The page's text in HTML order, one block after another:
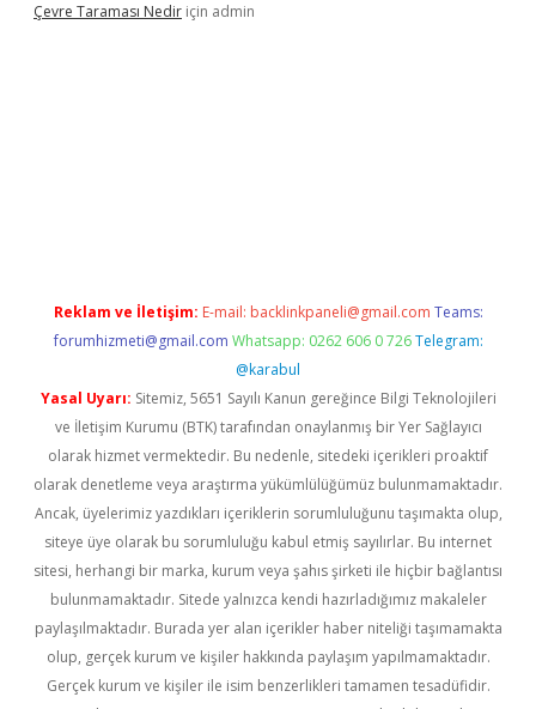
Çevre Taraması Nedir için admin
Reklam ve İletişim: E-mail: backlinkpaneli@gmail.com Teams:
forumhizmeti@gmail.com Whatsapp: 0262 606 0 726 Telegram:
@karabul
Yasal Uyarı: Sitemiz, 5651 Sayılı Kanun gereğince Bilgi Teknolojileri
ve İletişim Kurumu (BTK) tarafından onaylanmış bir Yer Sağlayıcı
olarak hizmet vermektedir. Bu nedenle, sitedeki içerikleri proaktif
olarak denetleme veya araştırma yükümlülüğümüz bulunmamaktadır.
Ancak, üyelerimiz yazdıkları içeriklerin sorumluluğunu taşımakta olup,
siteye üye olarak bu sorumluluğu kabul etmiş sayılırlar. Bu internet
sitesi, herhangi bir marka, kurum veya şahıs şirketi ile hiçbir bağlantısı
bulunmamaktadır. Sitede yalnızca kendi hazırladığımız makaleler
paylaşılmaktadır. Burada yer alan içerikler haber niteliği taşımamakta
olup, gerçek kurum ve kişiler hakkında paylaşım yapılmamaktadır.
Gerçek kurum ve kişiler ile isim benzerlikleri tamamen tesadüfidir.